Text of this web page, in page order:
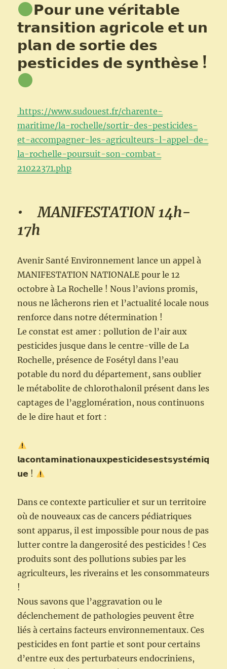
𝗣𝗼𝘂𝗿 𝘂𝗻𝗲 𝘃𝗲́𝗿𝗶𝘁𝗮𝗯𝗹𝗲
𝘁𝗿𝗮𝗻𝘀𝗶𝘁𝗶𝗼𝗻 𝗮𝗴𝗿𝗶𝗰𝗼𝗹𝗲 𝗲𝘁 𝘂𝗻
𝗽𝗹𝗮𝗻 𝗱𝗲 𝘀𝗼𝗿𝘁𝗶𝗲 𝗱𝗲𝘀
𝗽𝗲𝘀𝘁𝗶𝗰𝗶𝗱𝗲𝘀 𝗱𝗲 𝘀𝘆𝗻𝘁𝗵𝗲̀𝘀𝗲 !
https://www.sudouest.fr/charente-
maritime/la-rochelle/sortir-des-pesticides-
et-accompagner-les-agriculteurs-l-appel-de-
la-rochelle-poursuit-son-combat-
21022371.php
• MANIFESTATION 14h-
17h
Avenir Santé Environnement lance un appel à
MANIFESTATION NATIONALE pour le 12
octobre à La Rochelle ! Nous l’avions promis,
nous ne lâcherons rien et l’actualité locale nous
renforce dans notre détermination !
Le constat est amer : pollution de l’air aux
pesticides jusque dans le centre-ville de La
Rochelle, présence de Fosétyl dans l’eau
potable du nord du département, sans oublier
le métabolite de chlorothalonil présent dans les
captages de l’agglomération, nous continuons
de le dire haut et fort :
𝗹𝗮𝗰𝗼𝗻𝘁𝗮𝗺𝗶𝗻𝗮𝘁𝗶𝗼𝗻𝗮𝘂𝘅𝗽𝗲𝘀𝘁𝗶𝗰𝗶𝗱𝗲𝘀𝗲𝘀𝘁𝘀𝘆𝘀𝘁𝗲́𝗺𝗶𝗾
𝘂𝗲 !
Dans ce contexte particulier et sur un territoire
où de nouveaux cas de cancers pédiatriques
sont apparus, il est impossible pour nous de pas
lutter contre la dangerosité des pesticides ! Ces
produits sont des pollutions subies par les
agriculteurs, les riverains et les consommateurs
!
Nous savons que l’aggravation ou le
déclenchement de pathologies peuvent être
liés à certains facteurs environnementaux. Ces
pesticides en font partie et sont pour certains
d’entre eux des perturbateurs endocriniens,